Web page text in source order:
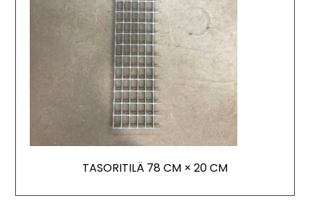
TASORITILÄ 78 CM × 20 CM